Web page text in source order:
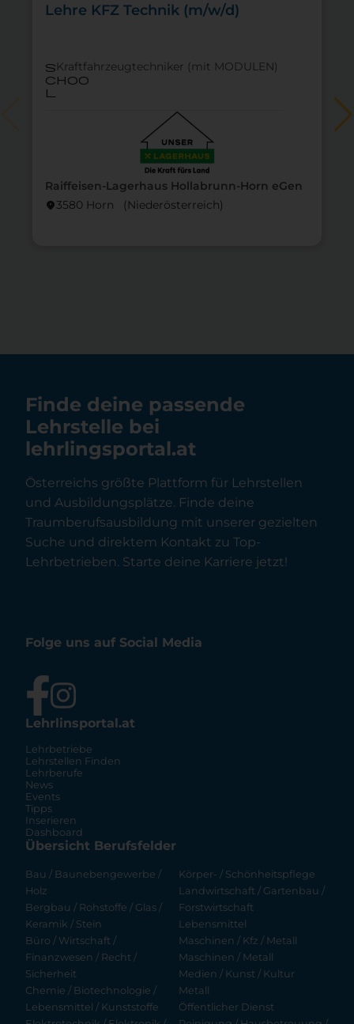
Raiffeisen-Lagerhaus Hollabrunn-Horn eGen
location_on3580 Horn (Nieder­österreich)
Lehre KFZ Technik (m/w/d)
s
choo
l
Kraftfahrzeugtechniker (mit MODULEN)
Finde deine passende
Lehrstelle bei
lehrlingsportal.at
Österreichs größte Plattform für Lehrstellen
und Ausbildungsplätze. Finde deine
Traumberufsausbildung mit unserer gezielten
Suche und direktem Kontakt zu Top-
Lehrbetrieben. Starte deine Karriere jetzt!
Folge uns auf Social Media
Lehrlinsportal.at
Lehrbetriebe
Lehrstellen Finden
Lehrberufe
News
Events
Tipps
Inserieren
Dashboard
Übersicht Berufsfelder
Bau / Baunebengewerbe /
Holz
Bergbau / Rohstoffe / Glas /
Keramik / Stein
Büro / Wirtschaft /
Finanzwesen / Recht /
Sicherheit
Chemie / Biotechnologie /
Lebensmittel / Kunststoffe
Körper- / Schönheitspflege
Landwirtschaft / Gartenbau /
Forstwirtschaft
Lebensmittel
Maschinen / Kfz / Metall
Maschinen / Metall
Medien / Kunst / Kultur
Metall
Öffentlicher Dienst